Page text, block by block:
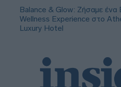
Balance & Glow: Ζήσαμε ένα
Wellness Experience στο
Luxury Hotel